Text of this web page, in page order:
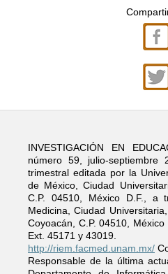
INVESTIGACIÓN EN
número 59, julio-septiembre
trimestral editada por la
de México, Ciudad
C.P. 04510, México D.F., a
Medicina, Ciudad
Coyoacán, C.P. 04510,
Ext. 45171 y 43019.
http://riem.facmed.unam.mx/
Responsable de la última